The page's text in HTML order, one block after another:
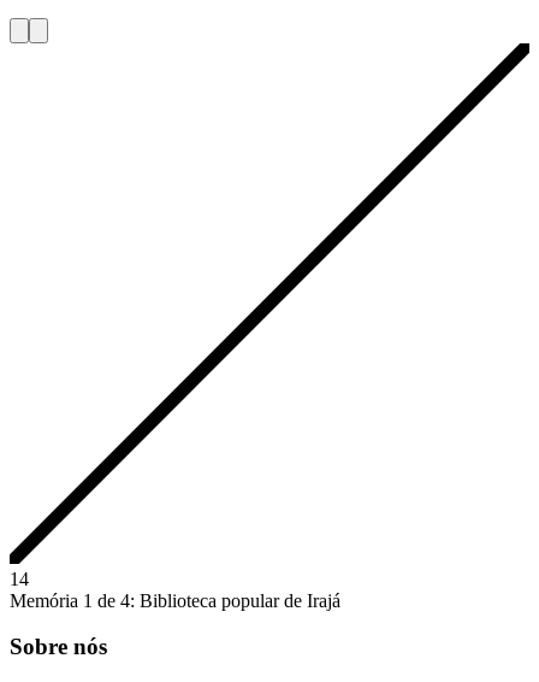
14
Memória 1 de 4: Biblioteca popular de Irajá
Sobre nós